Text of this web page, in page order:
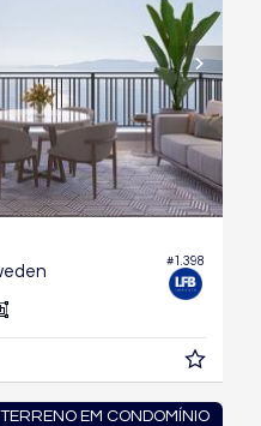
#1.398
TERRENO EM CONDOMÍNIO